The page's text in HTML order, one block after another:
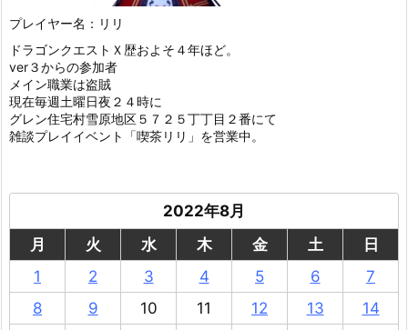
プレイヤー名：リリ
ドラゴンクエストＸ歴およそ４年ほど。
ver３からの参加者
メイン職業は盗賊
現在毎週土曜日夜２４時に
グレン住宅村雪原地区５７２５丁丁目２番にて
雑談プレイイベント「喫茶リリ」を営業中。
2022年8月
月
火 水 木 金 土
日
1
2 3 4 5 6
7
8
9 10 11 12 13
14